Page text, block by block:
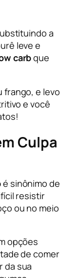
a
leve e
carbque
frango, e levo
e você
Culpa
é sinônimo de
resistir
ou no meio
opções
de comer
da sua